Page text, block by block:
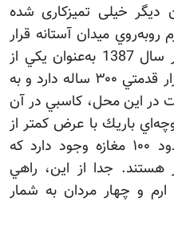
خیلی تمیزکاری شده
ميدان آستانه قرار
گرفته است. اين اثر تاريخي در سال 1387 به‌عنوان يكي از
آثار ملي ايران ثبت شد. اين بازار قدمتي ۳۰۰ ساله دارد و به
در اين محل، كاسبي در آن
باريك با عرض كمتر از
۴‌متر است. در دو طرفش حدود ۱۰۰ مغازه وجود دارد كه
هستند. جدا از اين، راهي
ارم و چهار مردان به شمار